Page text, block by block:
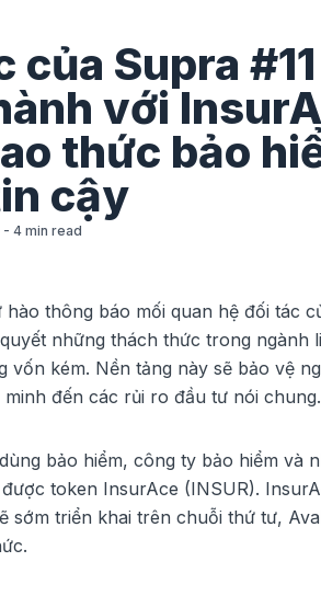
của Supra
với
thức bảo
cậy
- 4 min read
hào thông báo mối quan hệ đối tác
những thách thức trong ngành
vốn kém. Nền tảng này sẽ bảo vệ
đến các rủi ro đầu tư nói chung.
bảo hiểm, công ty bảo hiểm và
token InsurAce (INSUR).
sớm triển khai trên chuỗi thứ tư,